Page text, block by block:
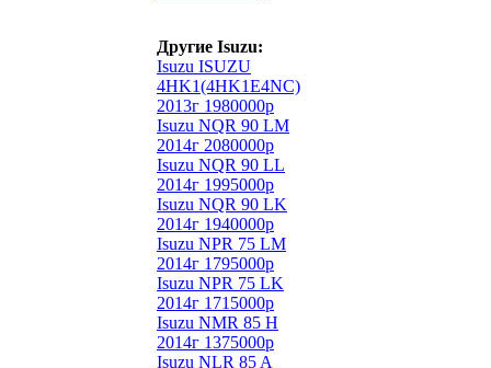
Другие Isuzu:
Isuzu ISUZU
4HK1(4HK1E4NC)
2013г 1980000р
Isuzu NQR 90 LM
2014г 2080000р
Isuzu NQR 90 LL
2014г 1995000р
Isuzu NQR 90 LK
2014г 1940000р
Isuzu NPR 75 LM
2014г 1795000р
Isuzu NPR 75 LK
2014г 1715000р
Isuzu NМR 85 Н
2014г 1375000р
Isuzu NLR 85 A